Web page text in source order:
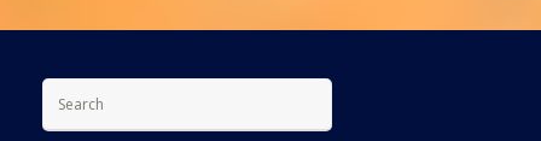
Search for: